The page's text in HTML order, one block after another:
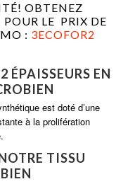
OBTENEZ
LE PRIX DE
: 3ECOFOR2
ÉPAISSEURS EN
est doté d’une
à la prolifération
TISSU